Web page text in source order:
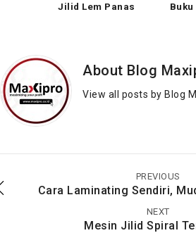
Jilid Lem Panas
Binding Atau Mesin
Jilid
About Blog
View all posts by Blog
PREVIOUS
Cara Laminating Sendiri,
NEXT
Mesin Jilid Spiral